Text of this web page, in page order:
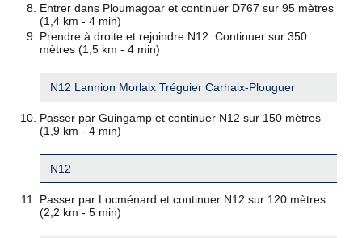
Entrer dans Ploumagoar et continuer D767 sur 95 mètres
(1,4 km - 4 min)
Prendre à droite et rejoindre N12. Continuer sur 350
mètres (1,5 km - 4 min)
N12 Lannion Morlaix Tréguier Carhaix-Plouguer
Passer par Guingamp et continuer N12 sur 150 mètres
(1,9 km - 4 min)
N12
Passer par Locménard et continuer N12 sur 120 mètres
(2,2 km - 5 min)